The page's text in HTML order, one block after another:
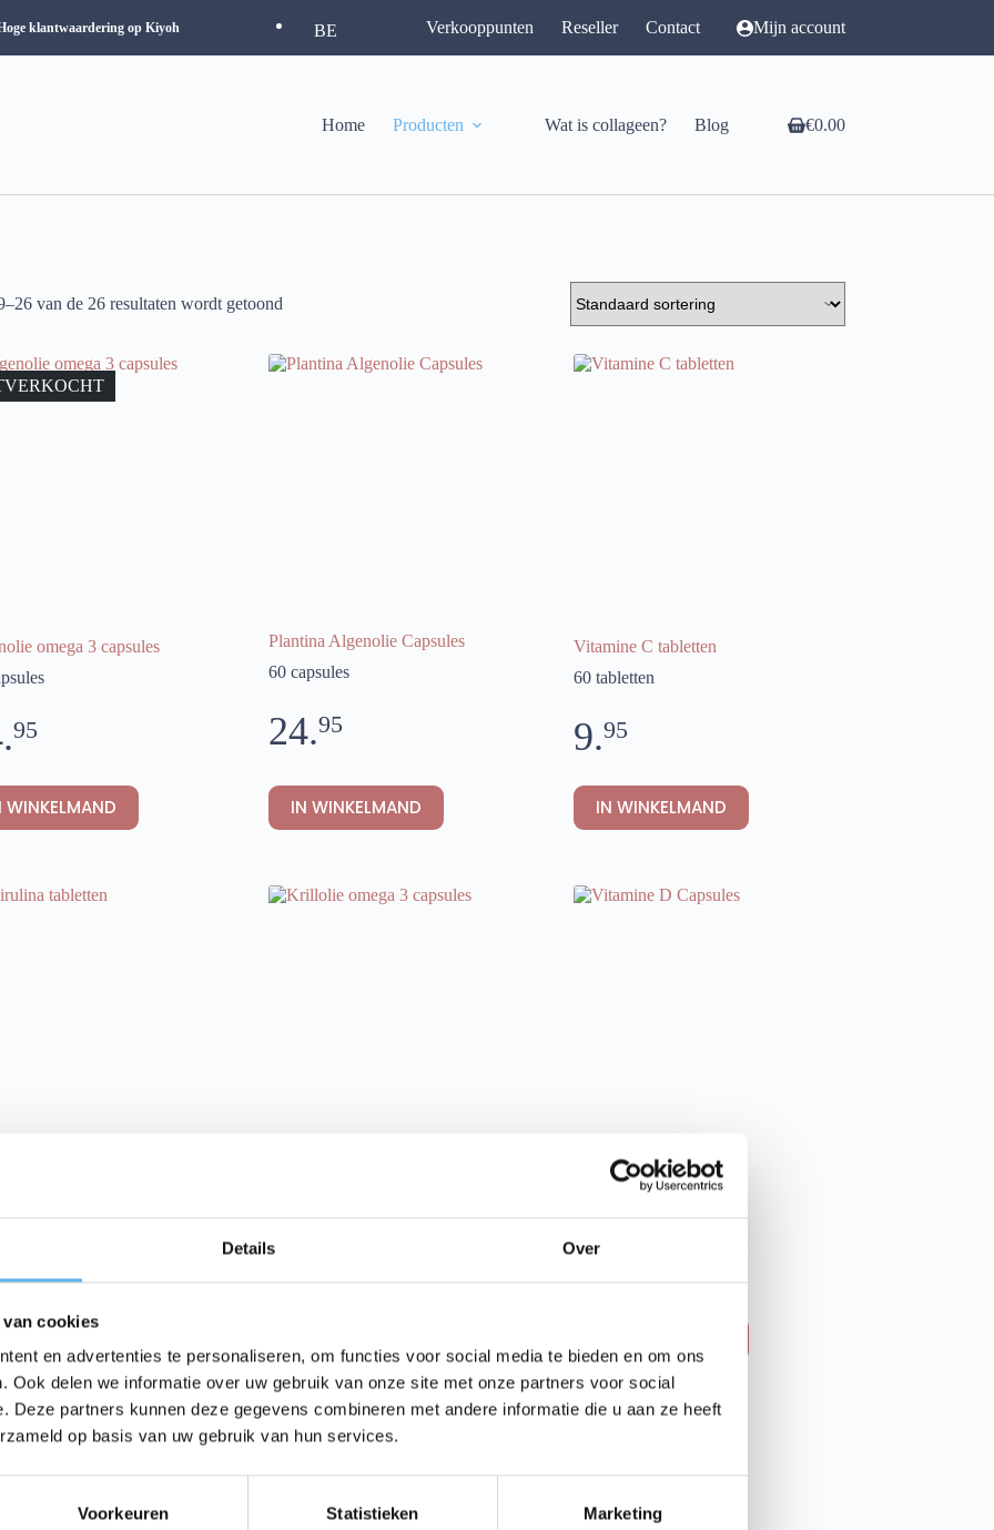
Details Over
cookies
en advertenties te personaliseren, om functies voor social media te bieden en om ons
Ook delen we informatie over uw gebruik van onze site met onze partners voor social
Deze partners kunnen deze gegevens combineren met andere informatie die u aan ze heeft
op basis van uw gebruik van hun services.
Voorkeuren Statistieken Marketing
klantwaardering op Kiyoh BE Verkooppunten Reseller Contact Mijn account
Home Producten Wat is collageen? Blog Winkelwagen
€0.00
van de 26 resultaten wordt getoond
omega 3 capsules
95
WINKELMAND
Plantina Algenolie Capsules
60 capsules
24.95
IN WINKELMAND
Vitamine C tabletten
60 tabletten
9.95
IN WINKELMAND
14.
Vitamine D Capsules
12.